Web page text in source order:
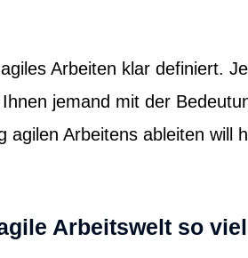
Arbeiten klar definiert.
jemand mit der
agilen Arbeitens ableiten will
Arbeitswelt so